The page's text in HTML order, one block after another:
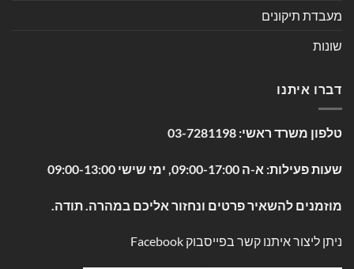
מעבדת תיקונים
שונות
דברו איתנו
טלפון משרד ראשי: 03-7281198
שעות פעילות: א-ה 09:00-17:00, ימי שישי 09:00-13:00
מוזמנים להשאיר פרטים ונחזור אליכם במהרה. תודה.
ניתן ליצור איתנו קשר בפייסבוק Facebook